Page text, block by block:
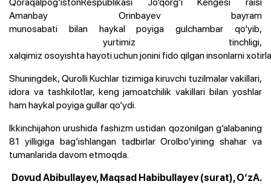
Amanbay Orinbayev bayram
munosabati bilan haykal poyiga gulchambar qo‘yib,
yurtimiz tinchligi,
xalqimiz osoyishta hayoti uchun jonini fido qilgan insonlarni
Shuningdek, Qurolli Kuchlar tizimiga kiruvchi tuzilmalar vakillari,
idora va tashkilotlar, keng jamoatchilik vakillari bilan yoshlar
ham haykal poyiga gullar qo‘ydi.
Ikkinchijahon urushida fashizm ustidan qozonilgan g‘alabaning
81 yilligiga bag‘ishlangan tadbirlar Orolbo‘yining shahar va
tumanlarida davom etmoqda.
Dovud Abibullayev, Maqsad Habibullayev (surat), O‘zA.